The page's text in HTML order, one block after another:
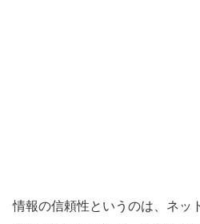
情報の信頼性というのは、ネッ